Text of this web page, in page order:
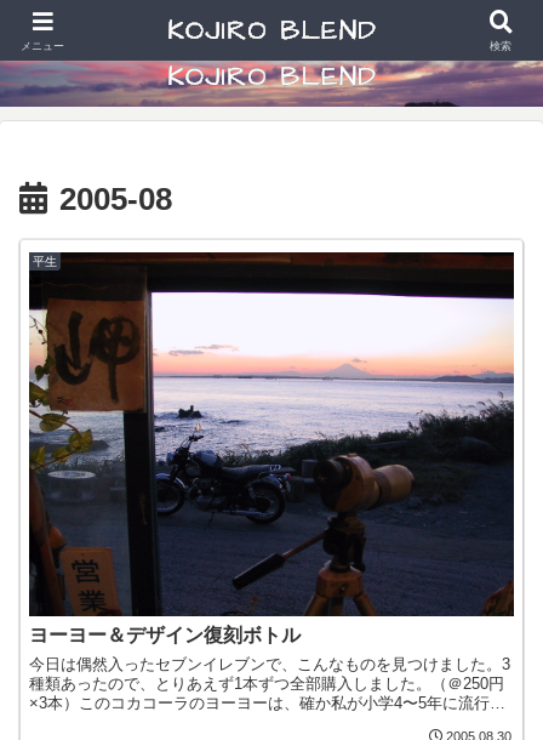
食べることと散財好きなアラカン写真学生の日常
2005-08
平生
ヨーヨー＆デザイン復刻ボトル
今日は偶然入ったセブンイレブンで、こんなものを見つけました。3
種類あったので、とりあえず1本ずつ全部購入しました。（＠250円
×3本）このコカコーラのヨーヨーは、確か私が小学4〜5年に流行っ
2005.08.30
メニュー 検索